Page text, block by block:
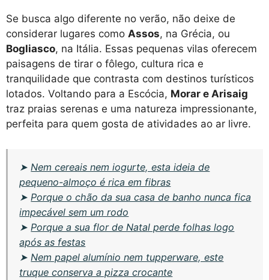
Se busca algo diferente no verão, não deixe de
considerar lugares como Assos, na Grécia, ou
Bogliasco, na Itália. Essas pequenas vilas oferecem
paisagens de tirar o fôlego, cultura rica e
tranquilidade que contrasta com destinos turísticos
lotados. Voltando para a Escócia, Morar e Arisaig
traz praias serenas e uma natureza impressionante,
perfeita para quem gosta de atividades ao ar livre.
➤ Nem cereais nem iogurte, esta ideia de
pequeno-almoço é rica em fibras
➤ Porque o chão da sua casa de banho nunca fica
impecável sem um rodo
➤ Porque a sua flor de Natal perde folhas logo
após as festas
➤ Nem papel alumínio nem tupperware, este
truque conserva a pizza crocante